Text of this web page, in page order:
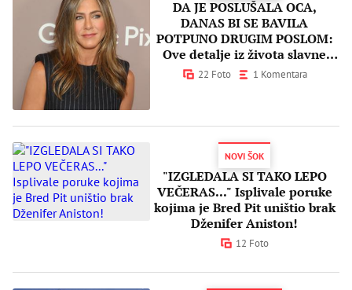
DA JE POSLUŠALA OCA,
DANAS BI SE BAVILA
POTPUNO DRUGIM POSLOM:
Ove detalje iz života slavne
glumice SIGURNO niste znali!
22 Foto 1 Komentara
NOVI ŠOK
"IZGLEDALA SI TAKO LEPO
VEČERAS..." Isplivale poruke
kojima je Bred Pit uništio brak
Dženifer Aniston!
12 Foto